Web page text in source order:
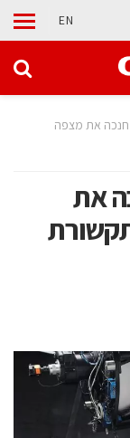
EN
חנכה את מצפה
את